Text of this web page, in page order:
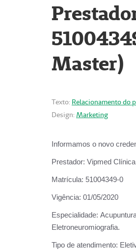
Master)
Texto: Relacionamento do
Design: Marketing
Informamos o novo
Prestador: Vipmed
Matrícula: 51004349-0
Vigência: 01/05/2020
Especialidade:
Eletroneuromiografia.
Tipo de atendimento: